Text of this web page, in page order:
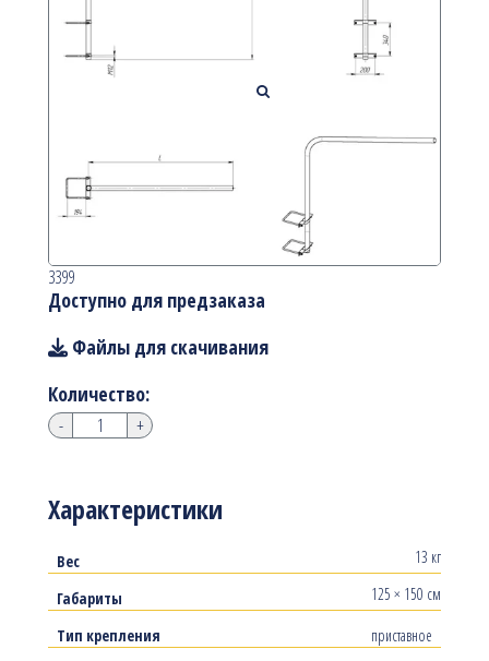
Характеристики
Вес
13 кг
Габариты
125 × 150 см
Тип крепления
приставное
3399
Доступно для предзаказа
Файлы для скачивания
Количество:
- +